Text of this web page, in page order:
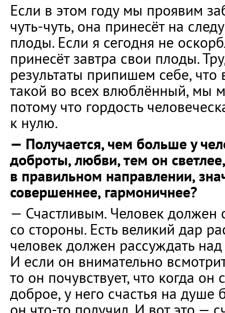
Если в этом году мы проявим
чуть-чуть, она принесёт на
плоды. Если я сегодня не
принесёт завтра свои плоды.
результаты припишем себе, что
такой во всех влюблённый, мы
потому что гордость
к нулю.
— Получается, чем больше у
доброты, любви, тем он
в правильном направлении,
совершеннее, гармоничнее?
— Счастливым. Человек должен
со стороны. Есть великий дар
человек должен рассуждать
И если он внимательно
то он почувствует, что когда он
доброе, у него счастья на душе